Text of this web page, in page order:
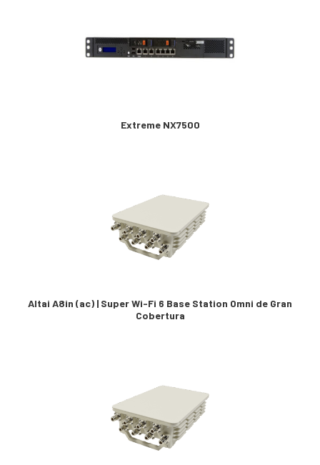
Extreme NX7500
Altai A8in (ac) | Super Wi-Fi 6 Base Station Omni de Gran
Cobertura